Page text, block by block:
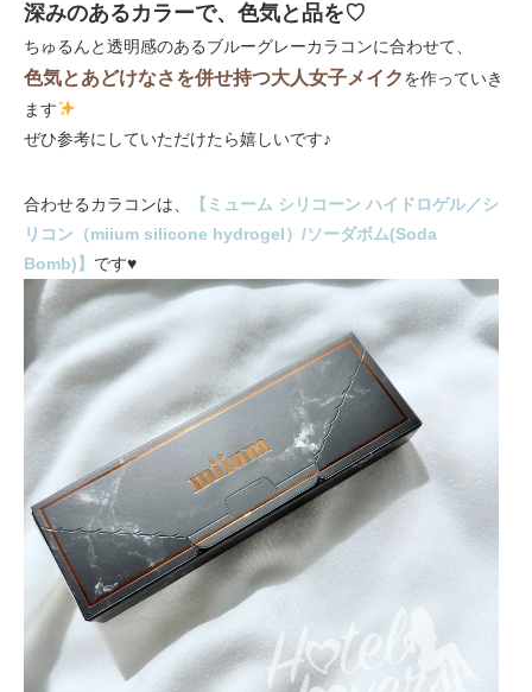
深みのあるカラーで、色気と品を♡
ちゅるんと透明感のあるブルーグレーカラコンに合わせて、
色気とあどけなさを併せ持つ大人女子メイクを作っていき
ます
ぜひ参考にしていただけたら嬉しいです♪
合わせるカラコンは、
【ミューム シリコーン ハイドロゲル／シ
リコン（miium silicone hydrogel）/ソーダボム(Soda
Bomb)】 です♥